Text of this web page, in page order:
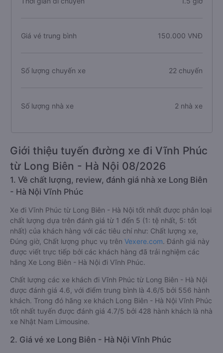
Giá vé trung bình 150.000 VNĐ
Số lượng chuyến xe 22 chuyến
Số lượng nhà xe 2 nhà xe
Giới thiệu tuyến đường xe đi Vĩnh Phúc
từ Long Biên - Hà Nội 08/2026
1. Về chất lượng, review, đánh giá nhà xe Long Biên
- Hà Nội Vĩnh Phúc
Xe đi Vĩnh Phúc từ Long Biên - Hà Nội tốt nhất được phân loại
chất lượng dựa trên đánh giá từ 1 đến 5 (1: tệ nhất, 5: tốt
nhất) của khách hàng với các tiêu chí như: Chất lượng xe,
Đúng giờ, Chất lượng phục vụ trên Vexere.com. Đánh giá này
được viết trực tiếp bởi các khách hàng đã trải nghiệm các
hãng Xe Long Biên - Hà Nội đi Vĩnh Phúc.
Chất lượng các xe khách đi Vĩnh Phúc từ Long Biên - Hà Nội
được đánh giá 4.6, với điểm trung bình là 4.6/5 bởi 556 hành
khách. Trong đó hãng xe khách Long Biên - Hà Nội Vĩnh Phúc
tốt nhất tuyến được đánh giá 4.7/5 bởi 428 hành khách là nhà
xe Nhật Nam Limousine.
2. Giá vé xe Long Biên - Hà Nội Vĩnh Phúc